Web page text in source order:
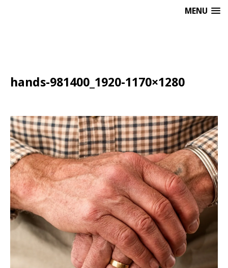
MENU
hands-981400_1920-1170×1280